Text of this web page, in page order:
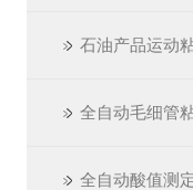
石油产品运动
全自动毛细管
全自动酸值测